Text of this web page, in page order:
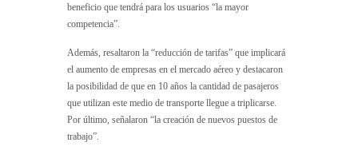
beneficio que tendrá para los usuarios “la mayor
competencia”.
Además, resaltaron la “reducción de tarifas” que implicará
el aumento de empresas en el mercado aéreo y destacaron
la posibilidad de que en 10 años la cantidad de pasajeros
que utilizan este medio de transporte llegue a triplicarse.
Por último, señalaron “la creación de nuevos puestos de
trabajo”.